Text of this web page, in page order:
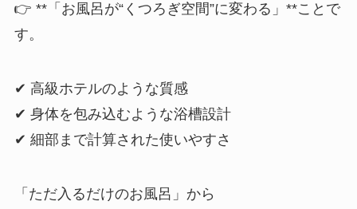
👉 **「お風呂が“くつろぎ空間”に変わる」**ことで
す。
✔ 高級ホテルのような質感
✔ 身体を包み込むような浴槽設計
✔ 細部まで計算された使いやすさ
「ただ入るだけのお風呂」から